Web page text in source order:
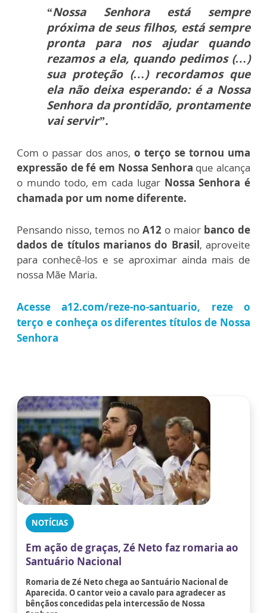
“Nossa Senhora está sempre
próxima de seus filhos, está sempre
pronta para nos ajudar quando
rezamos a ela, quando pedimos (…)
sua proteção (…) recordamos que
ela não deixa esperando: é a Nossa
Senhora da prontidão, prontamente
vai servir”.
Com o passar dos anos, o terço se tornou uma
expressão de fé em Nossa Senhora que alcança
o mundo todo, em cada lugar Nossa Senhora é
chamada por um nome diferente.
Pensando nisso, temos no A12 o maior banco de
dados de títulos marianos do Brasil, aproveite
para conhecê-los e se aproximar ainda mais de
nossa Mãe Maria.
Acessea12.com/reze-no-santuario, reze o
terço e conheça os diferentes títulos de Nossa
Senhora
NOTÍCIAS
Em ação de graças, Zé Neto faz romaria ao
Santuário Nacional
Romaria de Zé Neto chega ao Santuário Nacional de
Aparecida. O cantor veio a cavalo para agradecer as
bênçãos concedidas pela intercessão de Nossa